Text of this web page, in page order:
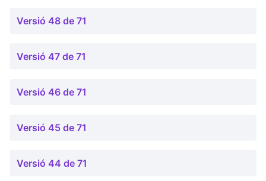
Versió 48 de 71
Versió 47 de 71
Versió 46 de 71
Versió 45 de 71
Versió 44 de 71